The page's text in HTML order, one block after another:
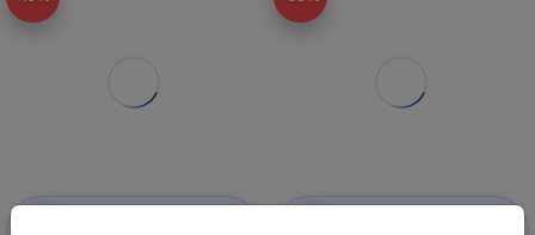
Rabatt
Rabatt